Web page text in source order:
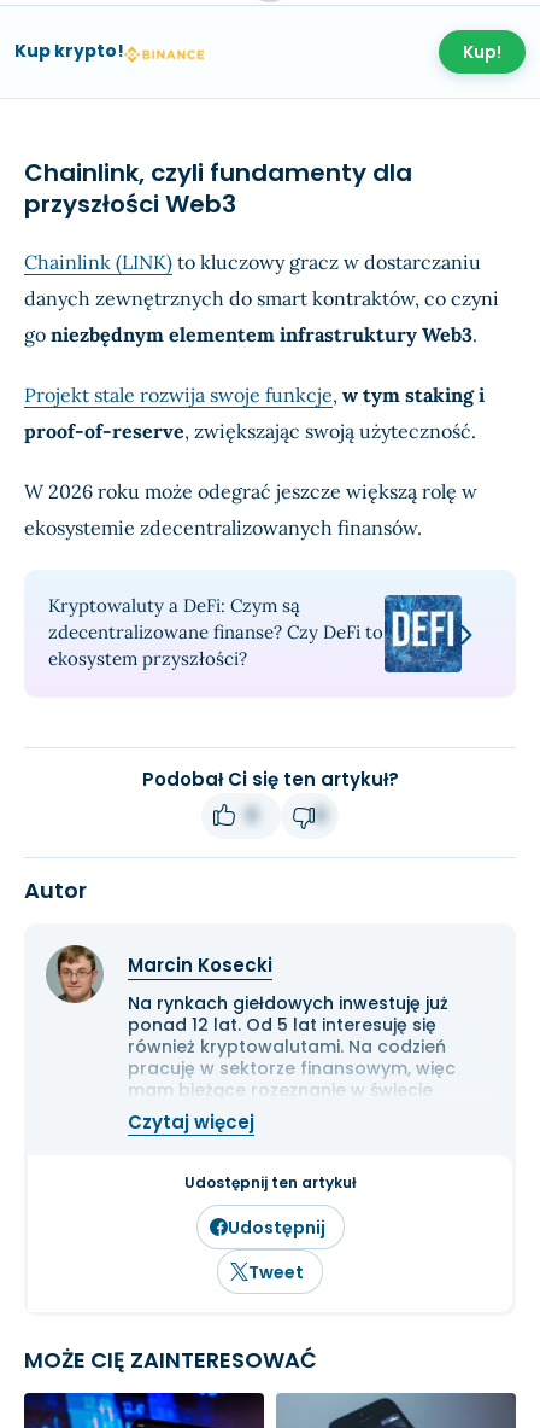
Kup krypto! Kup!
Chainlink, czyli fundamenty dla
przyszłości Web3
Chainlink (LINK) to kluczowy gracz w dostarczaniu
danych zewnętrznych do smart kontraktów, co czyni
go niezbędnym elementem infrastruktury Web3.
Projekt stale rozwija swoje funkcje, w tym staking i
proof-of-reserve, zwiększając swoją użyteczność.
W 2026 roku może odegrać jeszcze większą rolę w
ekosystemie zdecentralizowanych finansów.
Kryptowaluty a DeFi: Czym są
zdecentralizowane finanse? Czy DeFi to
ekosystem przyszłości?
Podobał Ci się ten artykuł?
Autor
Marcin Kosecki
Na rynkach giełdowych inwestuję już
ponad 12 lat. Od 5 lat interesuję się
również kryptowalutami. Na codzień
pracuję w sektorze finansowym, więc
mam bieżące rozeznanie w świecie
gospodarki i ekonomii. Cenię przede
wszystkim solidną analizę
inwestowanie długoterminowe.
Czytaj więcej
Udostępnij ten artykuł
Udostępnij
Tweet
MOŻE CIĘ ZAINTERESOWAĆ